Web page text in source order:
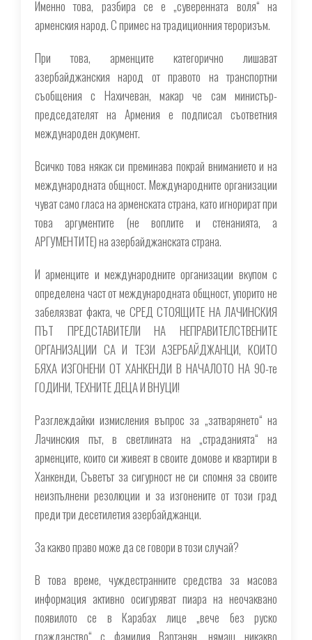
Именно това, разбира се е „суверенната воля“ на
арменския народ. С примес на традиционния тероризъм.
При това, арменците категорично лишават
азербайджанския народ от правото на транспортни
съобщения с Нахичеван, макар че сам министър-
председателят на Армения е подписал съответния
международен документ.
Всичко това някак си преминава покрай вниманието и на
международната общност. Международните организации
чуват само гласа на арменската страна, като игнорират при
това аргументите (не воплите и стенанията, а
АРГУМЕНТИТЕ) на азербайджанската страна.
И арменците и международните организации вкупом с
определена част от международната общност, упорито не
забелязват факта, че СРЕД СТОЯЩИТЕ НА ЛАЧИНСКИЯ
ПЪТ ПРЕДСТАВИТЕЛИ НА НЕПРАВИТЕЛСТВЕНИТЕ
ОРГАНИЗАЦИИ СА И ТЕЗИ АЗЕРБАЙДЖАНЦИ, КОИТО
БЯХА ИЗГОНЕНИ ОТ ХАНКЕНДИ В НАЧАЛОТО НА 90-те
ГОДИНИ, ТЕХНИТЕ ДЕЦА И ВНУЦИ!
Разглеждайки измисления въпрос за „затварянето“ на
Лачинския път, в светлината на „страданията“ на
арменците, които си живеят в своите домове и квартири в
Ханкенди, Съветът за сигурност не си спомня за своите
неизпълнени резолюции и за изгонените от този град
преди три десетилетия азербайджанци.
За какво право може да се говори в този случай?
В това време, чуждестранните средства за масова
информация активно осигуряват пиара на неочаквано
появилото се в Карабах лице „вече без руско
гражданство“ с фамилия Вартанян, нямащ никакво